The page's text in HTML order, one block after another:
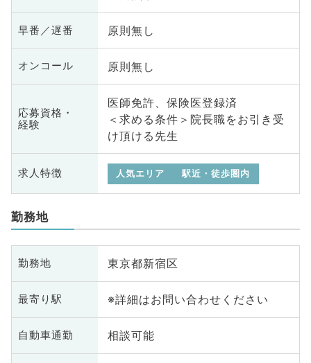
早番／遅番 原則無し
オンコール 原則無し
応募資格・
経験
医師免許、保険医登録済
＜求める条件＞院長職をお引き受
け頂ける先生
求人特徴 人気エリア 駅近・徒歩圏内
勤務地
勤務地 東京都新宿区
最寄り駅 ※詳細はお問い合わせください
自動車通勤 相談可能